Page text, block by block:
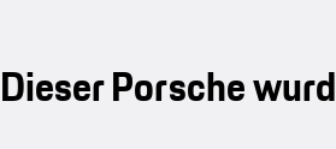
Dieser Porsche